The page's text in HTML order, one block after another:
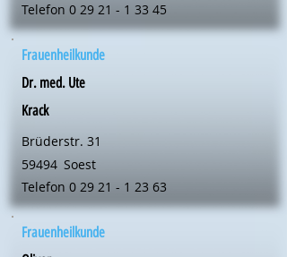
Telefon 0 29 21 - 1 33 45
Frauenheilkunde
Dr. med. Ute
Krack
Brüderstr. 31
59494 Soest
Telefon 0 29 21 - 1 23 63
Frauenheilkunde